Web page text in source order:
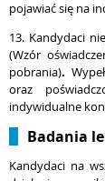
pojawiać się na
13. Kandydaci
(Wzór
pobrania).
oraz
indywidualne
Badania
Kandydaci na